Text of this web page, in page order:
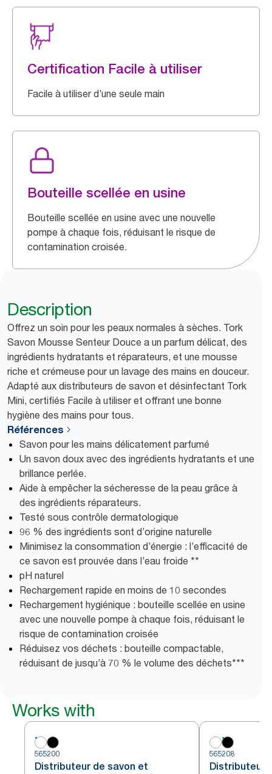
Certification Facile à utiliser
Facile à utiliser d’une seule main
Bouteille scellée en usine
Bouteille scellée en usine avec une nouvelle
pompe à chaque fois, réduisant le risque de
contamination croisée.
Description
Offrez un soin pour les peaux normales à sèches. Tork
Savon Mousse Senteur Douce a un parfum délicat, des
ingrédients hydratants et réparateurs, et une mousse
riche et crémeuse pour un lavage des mains en douceur.
Adapté aux distributeurs de savon et désinfectant Tork
Mini, certifiés Facile à utiliser et offrant une bonne
hygiène des mains pour tous.
Références
Savon pour les mains délicatement parfumé
Un savon doux avec des ingrédients hydratants et une
brillance perlée.
Aide à empêcher la sécheresse de la peau grâce à
des ingrédients réparateurs.
Testé sous contrôle dermatologique
96 % des ingrédients sont d’origine naturelle
Minimisez la consommation d’énergie : l’efficacité de
ce savon est prouvée dans l’eau froide **
pH naturel
Rechargement rapide en moins de 10 secondes
Rechargement hygiénique : bouteille scellée en usine
avec une nouvelle pompe à chaque fois, réduisant le
risque de contamination croisée
Réduisez vos déchets : bouteille compactable,
réduisant de jusqu’à 70 % le volume des déchets***
Works with
565200
Distributeur de savon et
565208
Distributeur